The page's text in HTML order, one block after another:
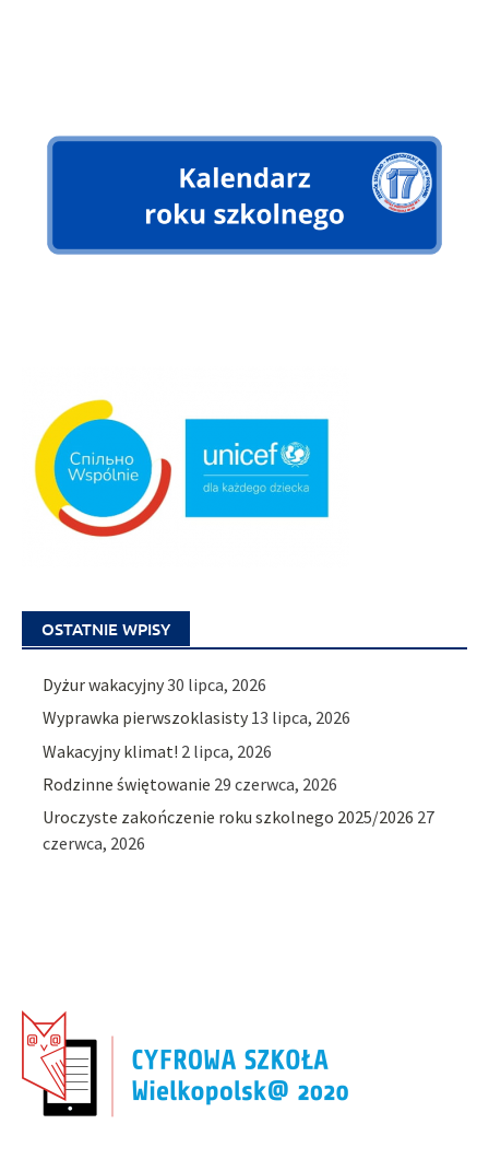
OSTATNIE WPISY
Dyżur wakacyjny30 lipca, 2026
Wyprawka pierwszoklasisty 13 lipca, 2026
Wakacyjny klimat! 2 lipca, 2026
Rodzinne świętowanie 29 czerwca, 2026
Uroczyste zakończenie roku szkolnego 2025/2026 27
czerwca, 2026